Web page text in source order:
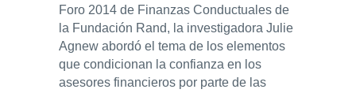
Foro 2014 de Finanzas Conductuales de
la Fundación Rand, la investigadora Julie
Agnew abordó el tema de los elementos
que condicionan la confianza en los
asesores financieros por parte de las